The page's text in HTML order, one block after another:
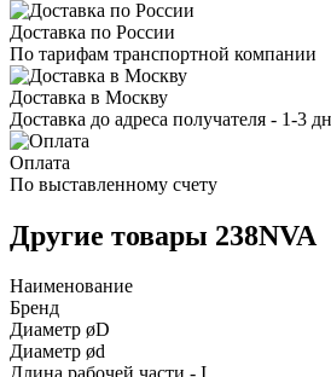
Доставка по России
По тарифам транспортной компании
Доставка в Москву
Доставка до адреса получателя - 1-3
Оплата
По выставленному счету
Другие товары 238NVA
Наименование
Бренд
Диаметр øD
Диаметр ød